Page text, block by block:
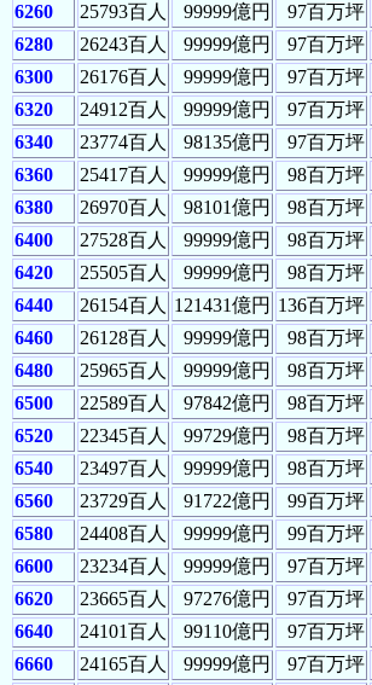
6260
25793百人 99999億円 97百万坪
6280
26243百人 99999億円 97百万坪
6300
26176百人 99999億円 97百万坪
6320
24912百人 99999億円 97百万坪
6340
23774百人 98135億円 97百万坪
6360
25417百人 99999億円 98百万坪
6380
26970百人 98101億円 98百万坪
6400
27528百人 99999億円 98百万坪
6420
25505百人 99999億円 98百万坪
6440
26154百人 121431億円 136百万坪
6460
26128百人 99999億円 98百万坪
6480
25965百人 99999億円 98百万坪
6500
22589百人 97842億円 98百万坪
6520
22345百人 99729億円 98百万坪
6540
23497百人 99999億円 98百万坪
6560
23729百人 91722億円 99百万坪
6580
24408百人 99999億円 99百万坪
6600
23234百人 99999億円 97百万坪
6620
23665百人 97276億円 97百万坪
6640
24101百人 99110億円 97百万坪
6660
24165百人 99999億円 97百万坪